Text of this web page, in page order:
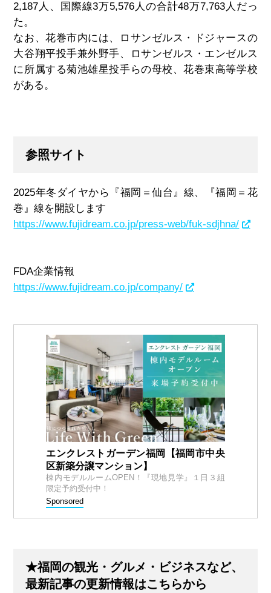
2,187 人、国際線3万5,576 人の合計48万7,763 人だっ
た。
なお、花巻市内には、ロサンゼルス・ドジャースの
大谷翔平投手兼外野手、ロサンゼルス・エンゼルス
に所属する菊池雄星投手らの母校、花巻東高等学校
がある。
参照サイト
2025年冬ダイヤから『福岡＝仙台』線、『福岡＝花
巻』線を開設します
https://www.fujidream.co.jp/press-web/fuk-sdjhna/
FDA企業情報
https://www.fujidream.co.jp/company/
エンクレストガーデン福岡【福岡市中央
区新築分譲マンション】
棟内モデルルームOPEN！『現地見学』１日３組
限定予約受付中！
Sponsored
★福岡の観光・グルメ・ビジネスなど、
最新記事の更新情報はこちらから